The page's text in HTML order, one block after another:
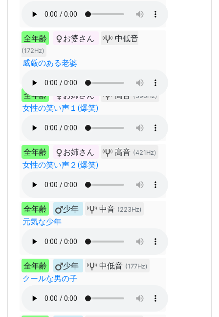
全年齢 お婆さん 中低音
(172Hz)
威厳のある老婆
全年齢 お姉さん 高音 (398Hz)
女性の笑い声１(爆笑)
全年齢 お姉さん 高音 (421Hz)
女性の笑い声２(爆笑)
全年齢 少年 中音 (223Hz)
元気な少年
全年齢 少年 中低音 (177Hz)
クールな男の子